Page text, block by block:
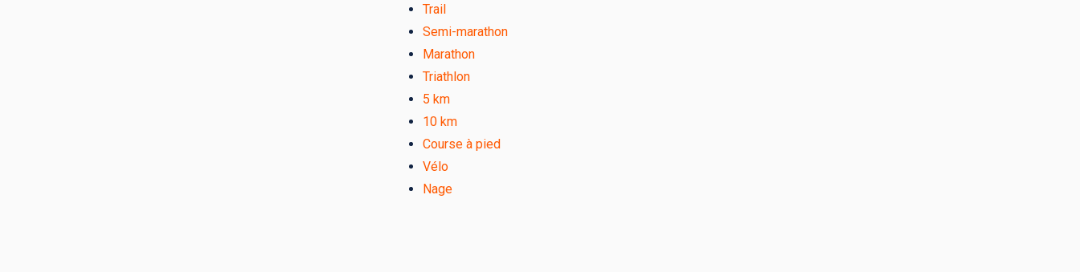
Trail
Semi-marathon
Marathon
Triathlon
5 km
10 km
Course à pied
Vélo
Nage